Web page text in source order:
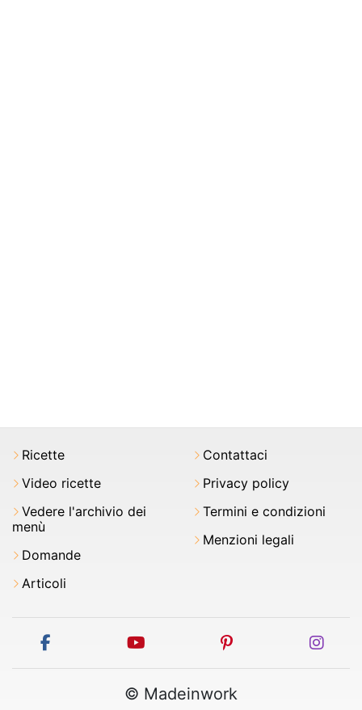
Ricette
Video ricette
Vedere l'archivio dei
menù
Domande
Articoli
Contattaci
Privacy policy
Termini e condizioni
Menzioni legali
facebook youtube pinterest
© Madeinwork